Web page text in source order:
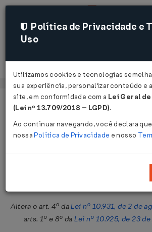
Página Inicial Legislações
Medida Provisória
Altera o art. 4º daLei nº 10.931, de 2 de
arts. 1º e 8º daLei nº 10.925, de 23
Política de Privacidade e
Uso
Utilizamos cookies e tecnologias
sua experiência, personalizar conteúdo e
site, em conformidade com a Lei Geral
(Lei nº 13.709/2018 – LGPD).
Ao continuar navegando, você declara
nossaPolítica de Privacidade e nosso